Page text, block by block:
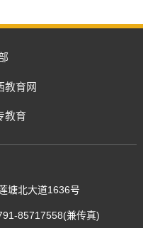
教育网
教育
塘北大道1636号
85717558(兼传真)